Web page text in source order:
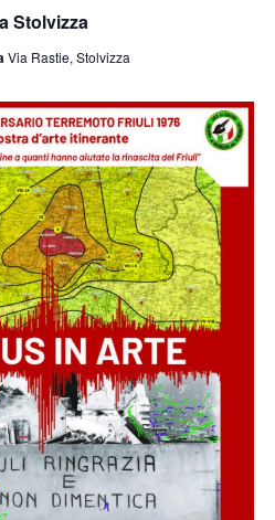
Stolvizza
Via Rastie, Stolvizza